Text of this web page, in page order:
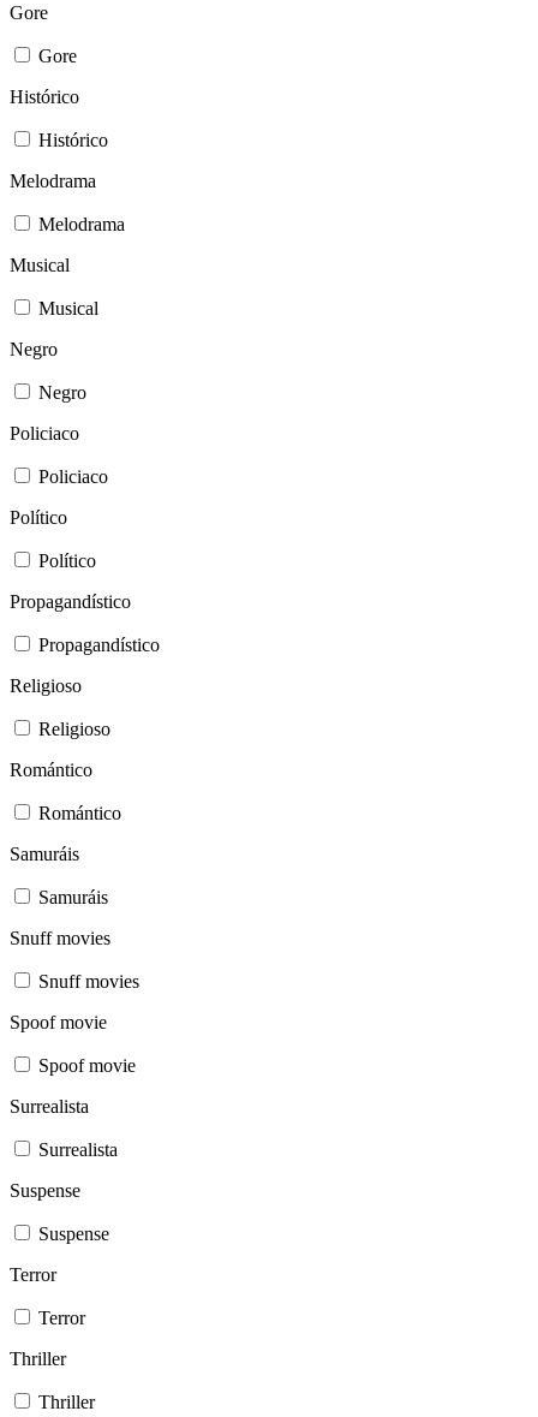
Gore
Gore
Histórico
Histórico
Melodrama
Melodrama
Musical
Musical
Negro
Negro
Policiaco
Policiaco
Político
Político
Propagandístico
Propagandístico
Religioso
Religioso
Romántico
Romántico
Samuráis
Samuráis
Snuff movies
Snuff movies
Spoof movie
Spoof movie
Surrealista
Surrealista
Suspense
Suspense
Terror
Terror
Thriller
Thriller